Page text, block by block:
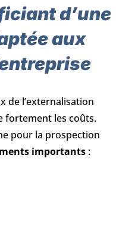
d’une
aux
de l’externalisation
fortement les coûts.
pour la prospection
importants :